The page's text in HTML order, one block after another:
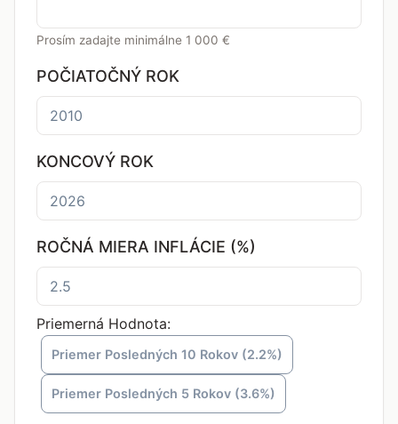
Prosím zadajte minimálne 1 000 €
POČIATOČNÝ ROK
KONCOVÝ ROK
ROČNÁ MIERA INFLÁCIE (%)
Priemerná Hodnota:
Priemer Posledných 10 Rokov (2.2%)
Priemer Posledných 5 Rokov (3.6%)